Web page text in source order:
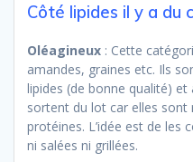
Côté lipides il y a du
Oléagineux : Cette
amandes, graines etc. Ils
lipides (de bonne qualité)
sortent du lot car elles sont
protéines. L’idée est de les
ni salées ni grillées.